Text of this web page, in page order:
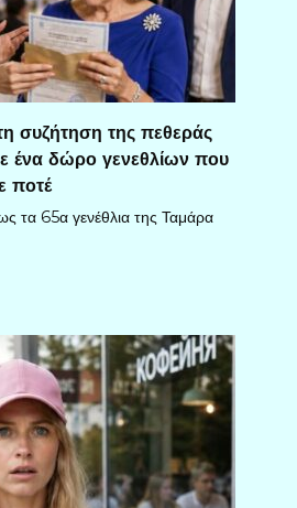
συζήτηση της πεθεράς
ένα δώρο γενεθλίων που
ποτέ
τα 65α γενέθλια της Ταμάρα